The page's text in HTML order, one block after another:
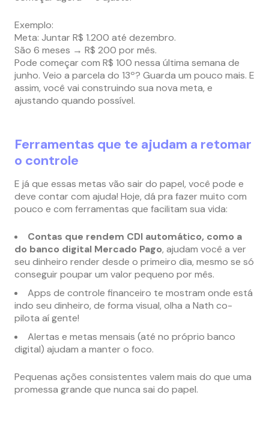
Exemplo:
Meta: Juntar R$ 1.200 até dezembro.
São 6 meses → R$ 200 por mês.
Pode começar com R$ 100 nessa última semana de
junho. Veio a parcela do 13º? Guarda um pouco mais. E
assim, você vai construindo sua nova meta, e
ajustando quando possível.
Ferramentas que te ajudam a retomar
o controle
E já que essas metas vão sair do papel, você pode e
deve contar com ajuda! Hoje, dá pra fazer muito com
pouco e com ferramentas que facilitam sua vida:
Contas que rendem CDI automático, como a
do banco digital Mercado Pago, ajudam você a ver
seu dinheiro render desde o primeiro dia, mesmo se só
conseguir poupar um valor pequeno por mês.
Apps de controle financeiro te mostram onde está
indo seu dinheiro, de forma visual, olha a Nath co-
pilota aí gente!
Alertas e metas mensais (até no próprio banco
digital) ajudam a manter o foco.
Pequenas ações consistentes valem mais do que uma
promessa grande que nunca sai do papel.